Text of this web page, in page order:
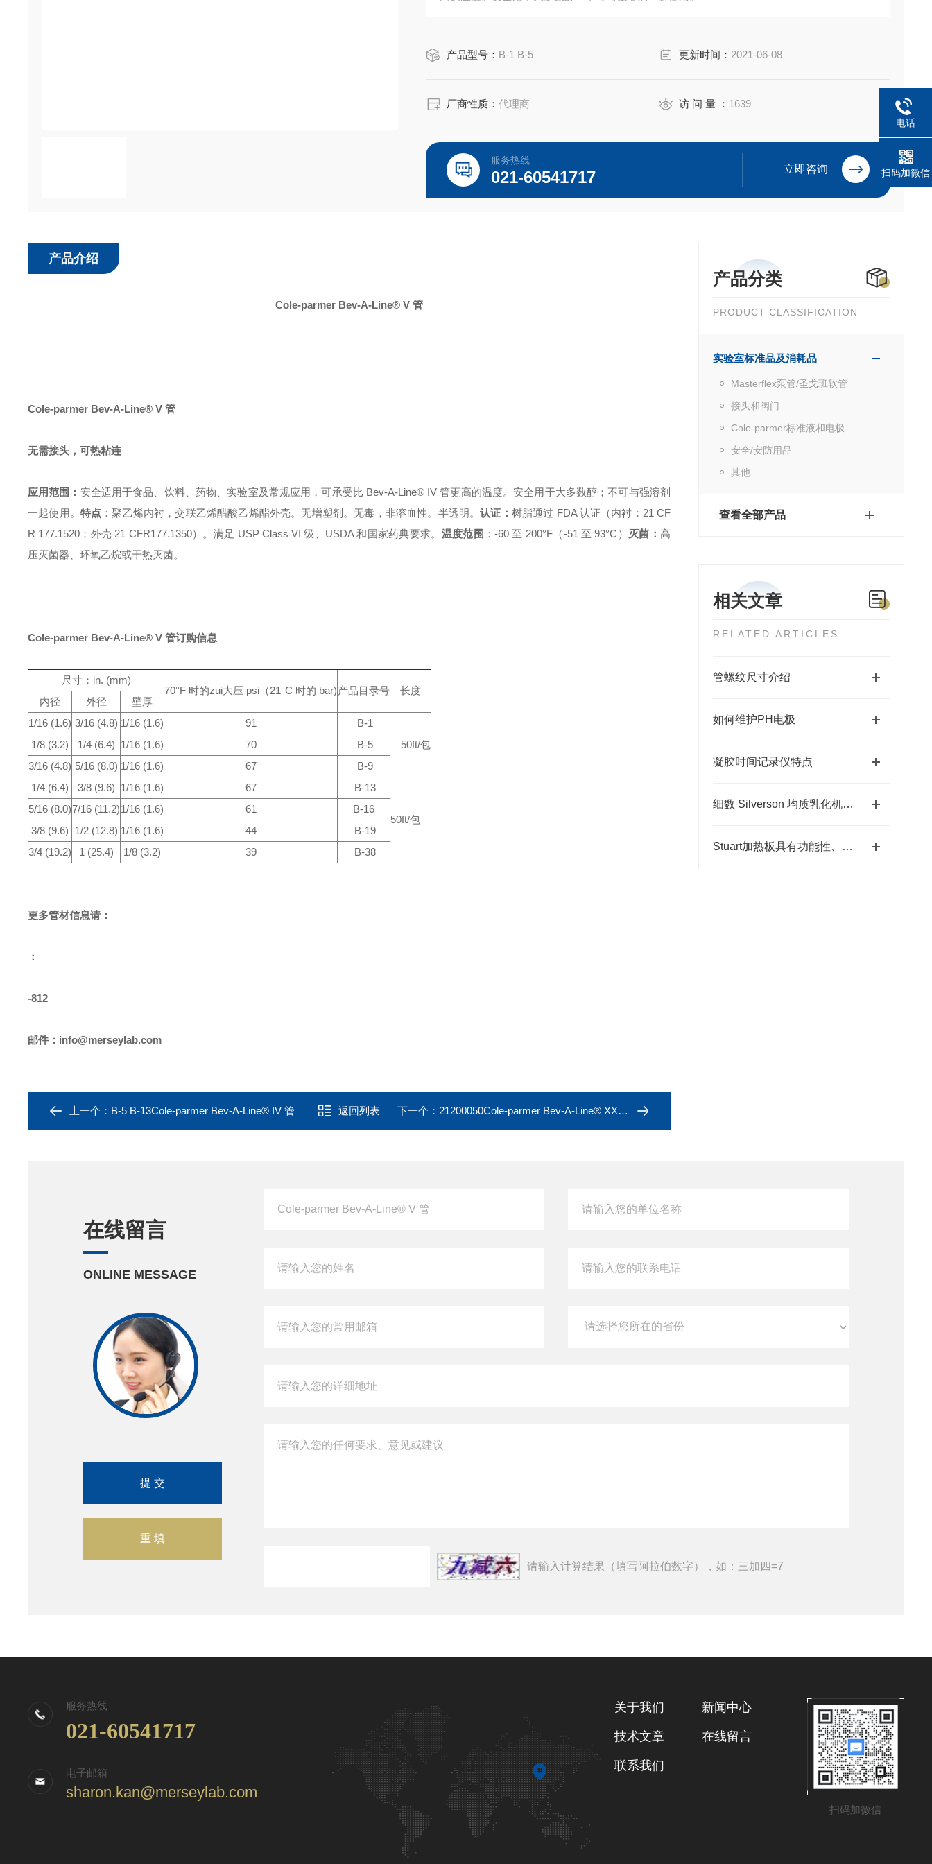
产品型号： B-1 B-5 更新时间： 2021-06-08
厂商性质：代理商 访 问 量 ： 1639
服务热线
021-60541717 立即咨询
产品分类
PRODUCT CLASSIFICATION
实验室标准品及消耗品
Masterflex泵管/圣戈班软管
接头和阀门
Cole-parmer标准液和电极
安全/安防用品
其他
查看全部产品
相关文章
RELATED ARTICLES
管螺纹尺寸介绍
如何维护PH电极
凝胶时间记录仪特点
细数 Silverson 均质乳化机的创新特点与优势
Stuart加热板具有功能性、安全性和耐久性三大特性
产品介绍
Cole-parmer Bev-A-Line® V 管
Cole-parmer Bev-A-Line® V 管
无需接头，可热粘连
应用范围： 安全适用于食品、饮料、药物、实验室及常规应用，可承受比 Bev-A-Line® IV 管更高的温度。安全用于大多数醇；不可与强溶剂
一起使用。 特点 ：聚乙烯内衬，交联乙烯醋酸乙烯酯外壳。无增塑剂。无毒，非溶血性。半透明。认证： 树脂通过 FDA 认证（内衬：21 CF
R 177.1520；外壳 21 CFR177.1350）。满足 USP Class VI 级、USDA 和国家药典要求。 温度范围 ：-60 至 200°F（-51 至 93°C） 灭菌： 高
压灭菌器、环氧乙烷或干热灭菌。
Cole-parmer Bev-A-Line® V 管订购信息
尺寸：in. (mm)
70°F 时的zui大压 psi（21°C 时的 bar)产品目录号
长度
内径
外径
壁厚
1/16 (1.6) 3/16 (4.8) 1/16 (1.6) 91
B-1
50ft/包
1/8 (3.2) 1/4 (6.4) 1/16 (1.6) 70
B-5
3/16 (4.8) 5/16 (8.0) 1/16 (1.6) 67
B-9
1/4 (6.4)
3/8 (9.6) 1/16 (1.6) 67 B-13
50ft/包
5/16 (8.0)7/16 (11.2)1/16 (1.6) 61
B-16
3/8 (9.6)
1/2 (12.8) 1/16 (1.6) 44
B-19
3/4 (19.2)
1 (25.4) 1/8 (3.2) 39 B-38
更多管材信息请：
：
-812
邮件： info@merseylab.com
上一个： B-5 B-13Cole-parmer Bev-A-Line® IV 管 返回列表 下一个： 21200050Cole-parmer Bev-A-Line® XX 管
在线留言
ONLINE MESSAGE
请输入计算结果（填写阿拉伯数字），如：三加四=7
服务热线
021-60541717
电子邮箱
sharon.kan@merseylab.com
扫码加微信
关于我们 新闻中心
技术文章 在线留言
联系我们
电话
扫码加微信